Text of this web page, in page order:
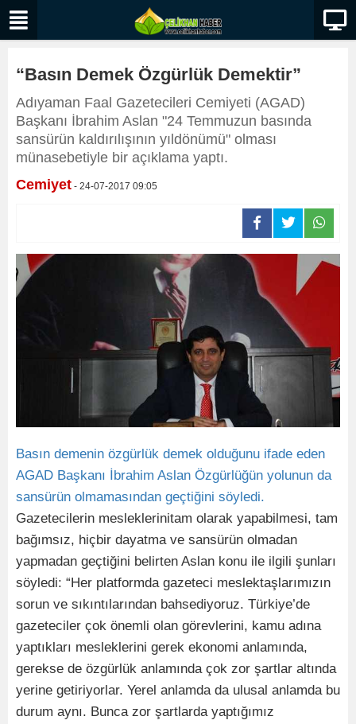
“Basın Demek Özgürlük Demektir”
Adıyaman Faal Gazetecileri Cemiyeti (AGAD)
Başkanı İbrahim Aslan "24 Temmuzun basında
sansürün kaldırılışının yıldönümü" olması
münasebetiyle bir açıklama yaptı.
Cemiyet - 24-07-2017 09:05
Basın demenin özgürlük demek olduğunu ifade eden
AGAD Başkanı İbrahim Aslan Özgürlüğün yolunun da
sansürün olmamasından geçtiğini söyledi.
Gazetecilerin mesleklerinitam olarak yapabilmesi, tam
bağımsız, hiçbir dayatma ve sansürün olmadan
yapmadan geçtiğini belirten Aslan konu ile ilgili şunları
söyledi: “Her platformda gazeteci meslektaşlarımızın
sorun ve sıkıntılarından bahsediyoruz. Türkiye’de
gazeteciler çok önemli olan görevlerini, kamu adına
yaptıkları mesleklerini gerek ekonomi anlamında,
gerekse de özgürlük anlamında çok zor şartlar altında
yerine getiriyorlar. Yerel anlamda da ulusal anlamda bu
durum aynı. Bunca zor şartlarda yaptığımız